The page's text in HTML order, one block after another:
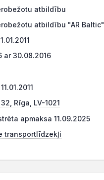
atbildību
atbildību "AR Baltic"
ar 30.08.2016
Rīga, LV-1021
apmaksa 11.09.2025
transportlīdzekļi